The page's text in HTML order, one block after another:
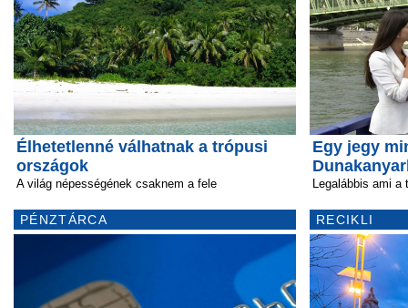
Élhetetlenné válhatnak a trópusi
országok
A világ népességének csaknem a fele
PÉNZTÁRCA
Egy jegy
Legalábbis ami a
RECIKLI